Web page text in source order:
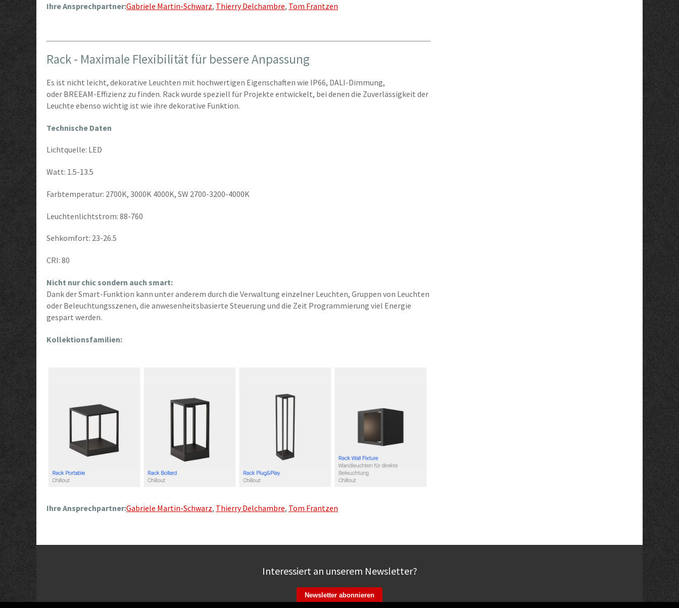
Ihre Ansprechpartner:Gabriele Martin-Schwarz, Thierry Delchambre, Tom Frantzen
Rack - Maximale Flexibilität für bessere Anpassung
Es ist nicht leicht, dekorative Leuchten mit hochwertigen Eigenschaften wie IP66, DALI-Dimmung,
oder BREEAM-Effizienz zu finden. Rack wurde speziell für Projekte entwickelt, bei denen die Zuverlässigkeit der
Leuchte ebenso wichtig ist wie ihre dekorative Funktion.
Technische Daten
Lichtquelle: LED
Watt: 1.5-13.5
Farbtemperatur: 2700K, 3000K 4000K, SW 2700-3200-4000K
Leuchtenlichtstrom: 88-760
Sehkomfort: 23-26.5
CRI: 80
Nicht nur chic sondern auch smart:
Dank der Smart-Funktion kann unter anderem durch die Verwaltung einzelner Leuchten, Gruppen von Leuchten
oder Beleuchtungsszenen, die anwesenheitsbasierte Steuerung und die Zeit Programmierung viel Energie
gespart werden.
Kollektionsfamilien:
Ihre Ansprechpartner:Gabriele Martin-Schwarz, Thierry Delchambre, Tom Frantzen
Interessiert an unserem Newsletter?